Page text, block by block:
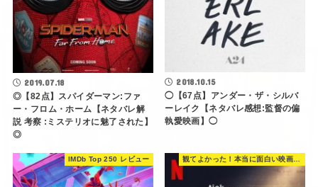
2019.07.18
◎【82点】スパイダーマン:ファ
ー・フロム・ホーム【ネタバレ解
説 考察 :ミステリオに魅了された】
◎
2018.10.15
◯【67点】アンダー・ザ・シルバ
ーレイク【ネタバレ感想:監督の偏
執愛映画】◯
IMDb Top 250 レビュー 観てよかった！本当に面白い映画 560選